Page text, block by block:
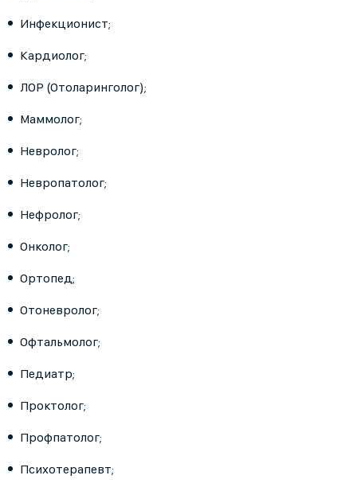
Инфекционист;
Кардиолог;
ЛОР (Отоларинголог);
Маммолог;
Невролог;
Невропатолог;
Нефролог;
Онколог;
Ортопед;
Отоневролог;
Офтальмолог;
Педиатр;
Проктолог;
Профпатолог;
Психотерапевт;